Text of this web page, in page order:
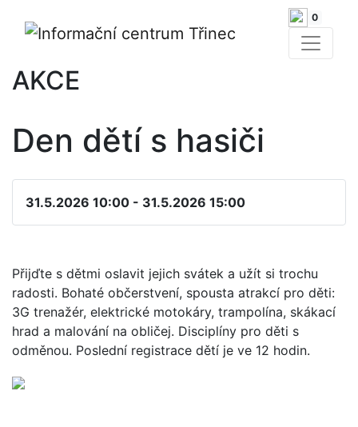
0
AKCE
Den dětí s hasiči
31.5.2026 10:00 - 31.5.2026 15:00
Přijďte s dětmi oslavit jejich svátek a užít si trochu
radosti. Bohaté občerstvení, spousta atrakcí pro děti:
3G trenažér, elektrické motokáry, trampolína, skákací
hrad a malování na obličej. Disciplíny pro děti s
odměnou. Poslední registrace dětí je ve 12 hodin.